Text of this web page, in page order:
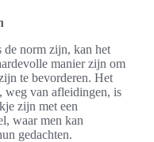
de norm zijn, kan het
manier zijn om
te bevorderen. Het
weg van afleidingen, is
zijn met een
waar men kan
gedachten.